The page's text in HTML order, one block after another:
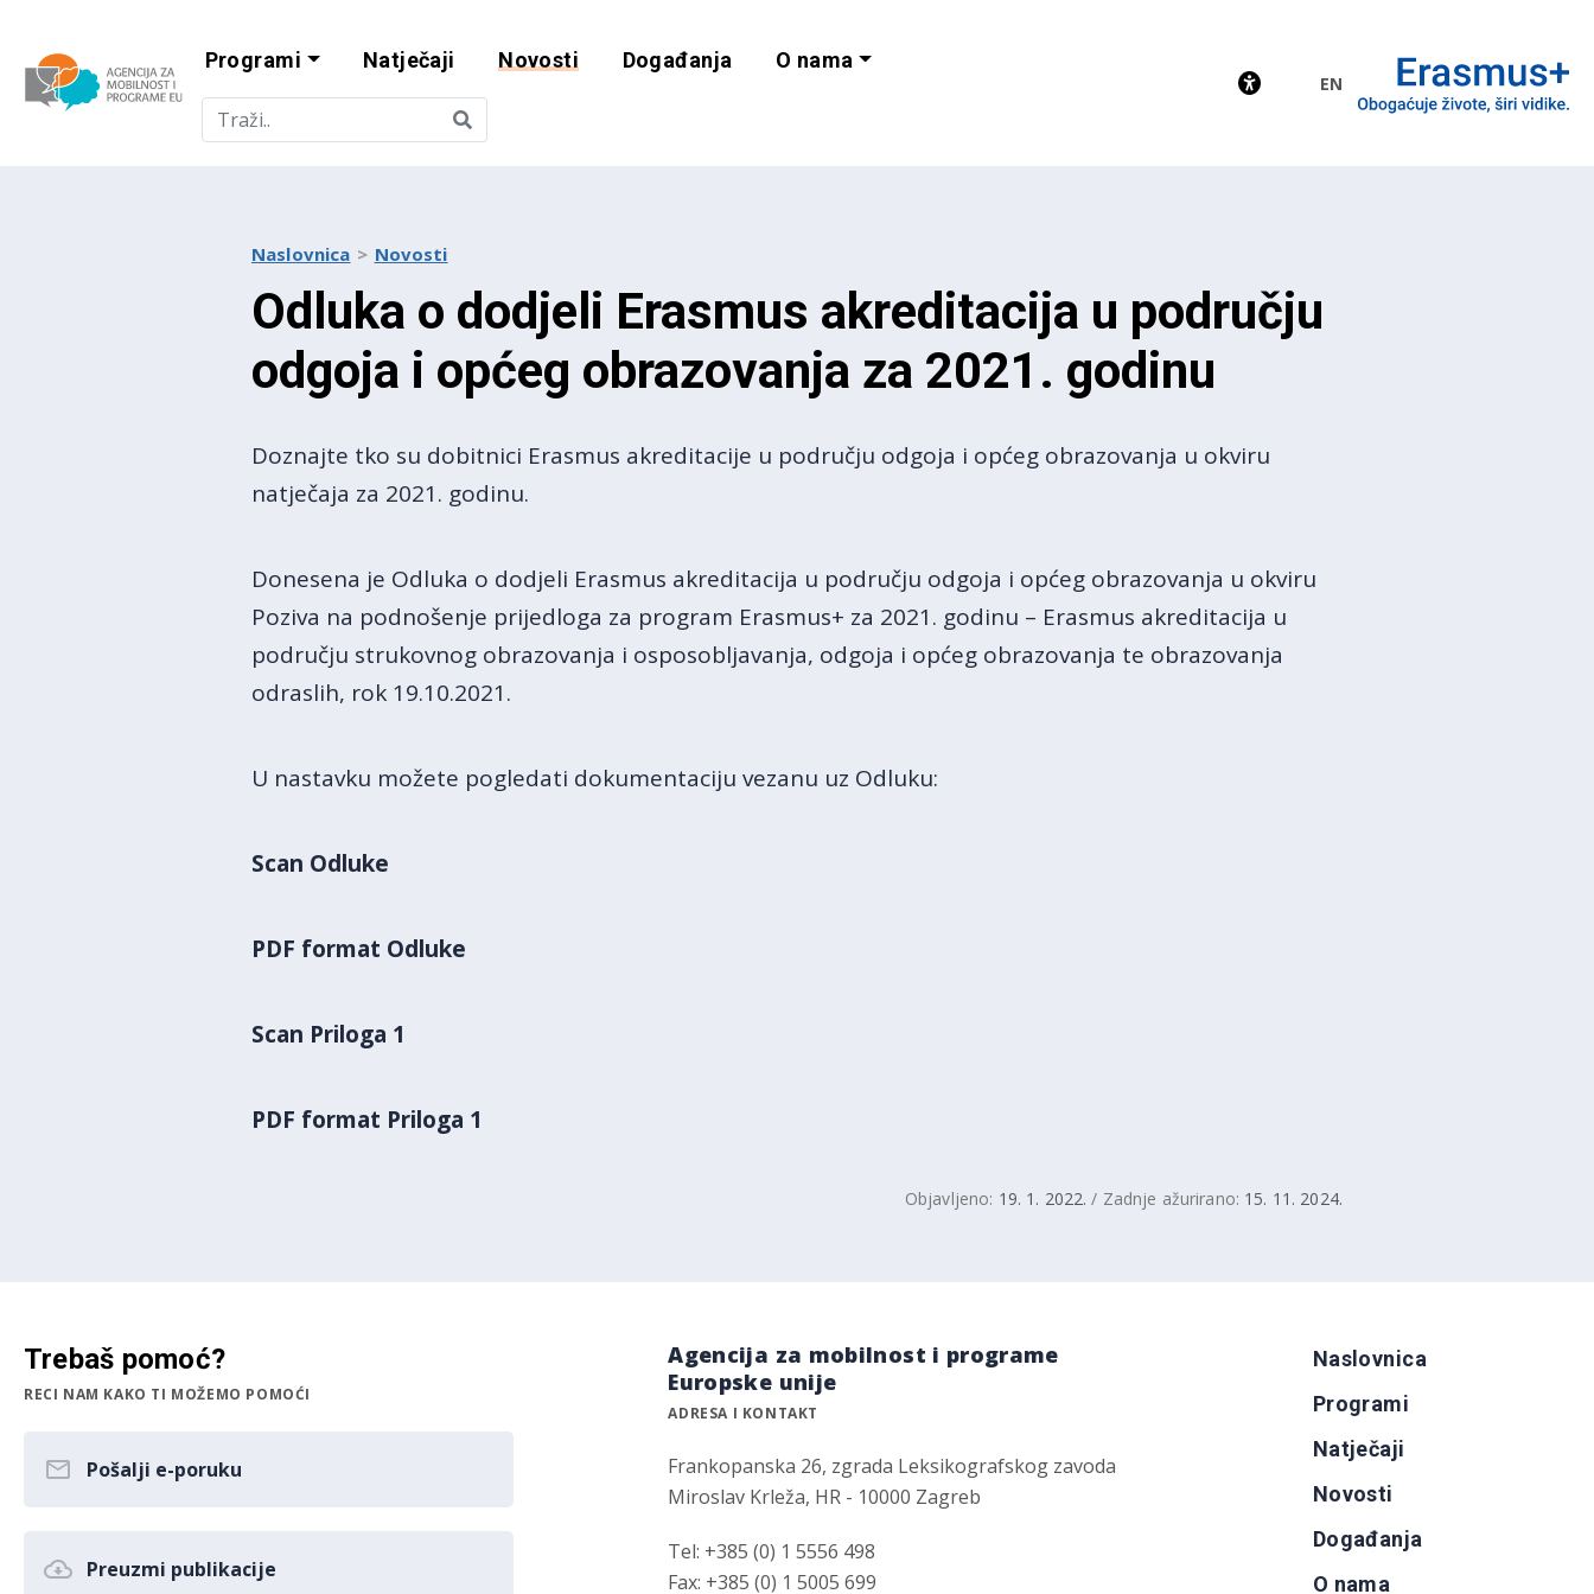
Agencija za mobilnost i programe EU
Programi Natječaji Novosti Događanja O nama
EN
Naslovnica Novosti
Odluka o dodjeli Erasmus akreditacija u području
odgoja i općeg obrazovanja za 2021. godinu
Doznajte tko su dobitnici Erasmus akreditacije u području odgoja i općeg obrazovanja u okviru
natječaja za 2021. godinu.
Donesena je Odluka o dodjeli Erasmus akreditacija u području odgoja i općeg obrazovanja u okviru
Poziva na podnošenje prijedloga za program Erasmus+ za 2021. godinu – Erasmus akreditacija u
području strukovnog obrazovanja i osposobljavanja, odgoja i općeg obrazovanja te obrazovanja
odraslih, rok 19.10.2021.
U nastavku možete pogledati dokumentaciju vezanu uz Odluku:
Scan Odluke
PDF format Odluke
Scan Priloga 1
PDF format Priloga 1
Objavljeno: 19. 1. 2022. / Zadnje ažurirano: 15. 11. 2024.
Trebaš pomoć?
RECI NAM KAKO TI MOŽEMO POMOĆI
Pošalji e-poruku
Preuzmi publikacije
Agencija za mobilnost i programe
Europske unije
ADRESA I KONTAKT
Frankopanska 26, zgrada Leksikografskog zavoda
Miroslav Krleža, HR - 10000 Zagreb
Tel: +385 (0) 1 5556 498
Fax: +385 (0) 1 5005 699
Naslovnica
Programi
Natječaji
Novosti
Događanja
O nama